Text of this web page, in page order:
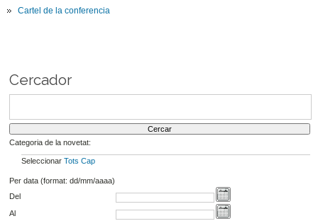
Cartel de la conferencia
Cercador
Categoria de la novetat:
Seleccionar Tots Cap
Per data (format: dd/mm/aaaa)
Del
Al